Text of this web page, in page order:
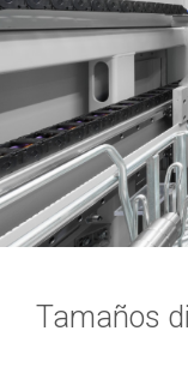
Tamaños